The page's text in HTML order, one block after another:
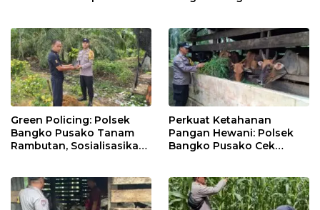
Green Policing: Polsek
Bangko Pusako Tanam
Rambutan, Sosialisasikan
Perkuat Ketahanan
Pangan Hewani: Polsek
Bangko Pusako Cek